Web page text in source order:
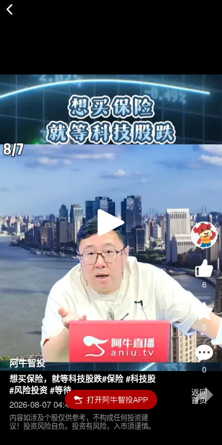
Play
Video
6
0
0
阿牛智投
想买保险，就等科技股跌#保险 #科技股
#风险投资 #等待
2026-08-07 04:45
内容如涉及个股仅供参考，不构成任何投资建
议！投资风险自负。投资有风险，入市须谨慎。